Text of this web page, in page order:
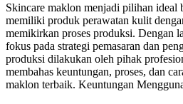
Skincare maklon menjadi pilihan ideal
memiliki produk perawatan kulit
memikirkan proses produksi. Dengan
fokus pada strategi pemasaran dan
produksi dilakukan oleh pihak
membahas keuntungan, proses, dan
maklon terbaik. Keuntungan